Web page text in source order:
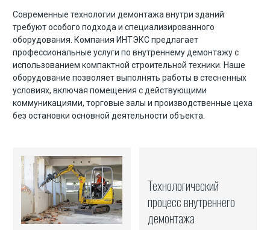
Допуск СРО и лицензии
Статьи
Демонтаж зданий и сооружений
Демонтаж мостов и путепроводов
Демонтаж монолитных конструкций
Демонтаж фундамента
Демонтаж внутри зданий мини-техникой
Современные технологии демонтажа внутри зданий
требуют особого подхода и специализированного
оборудования. Компания ИНТЭКС предлагает
профессиональные услуги по внутреннему демонтажу с
использованием компактной строительной техники. Наше
оборудование позволяет выполнять работы в стесненных
условиях, включая помещения с действующими
коммуникациями, торговые залы и производственные цеха
без остановки основной деятельности объекта.
Технологический
процесс внутреннего
демонтажа